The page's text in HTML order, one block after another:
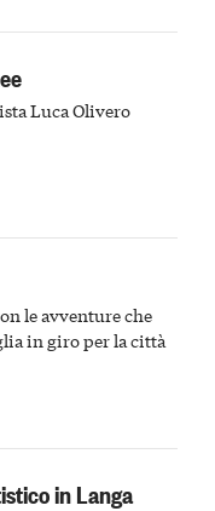
Luca Olivero
le avventure che
in giro per la città
in Langa